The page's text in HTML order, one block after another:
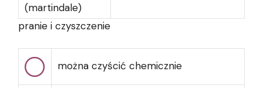
(martindale)
pranie i czyszczenie
można czyścić chemicznie